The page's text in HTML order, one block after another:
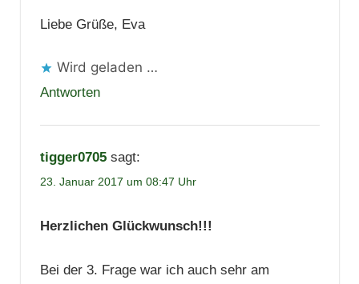
Liebe Grüße, Eva
Wird geladen …
Antworten
tigger0705 sagt:
23. Januar 2017 um 08:47 Uhr
Herzlichen Glückwunsch!!!
Bei der 3. Frage war ich auch sehr am